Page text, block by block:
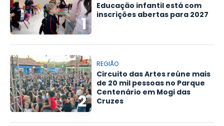
1
Educação infantil está com
inscrições abertas para 2027
2
REGIÃO
Circuito das Artes reúne mais
de 20 mil pessoas no Parque
Centenário em Mogi das
Cruzes